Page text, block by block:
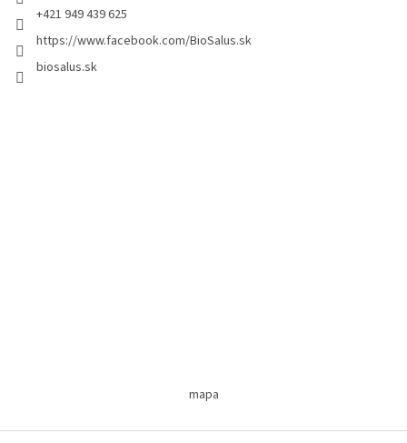
+421 949 439 625
https://www.facebook.com/BioSalus.sk
biosalus.sk
mapa